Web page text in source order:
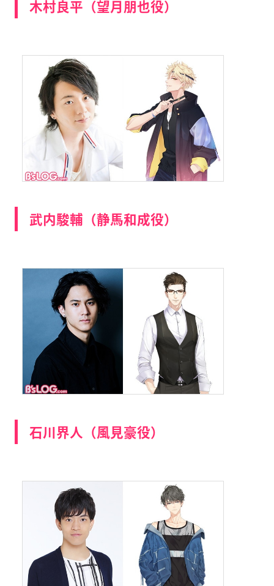
木村良平（望月朋也役）
武内駿輔（静馬和成役）
石川界人（風見豪役）